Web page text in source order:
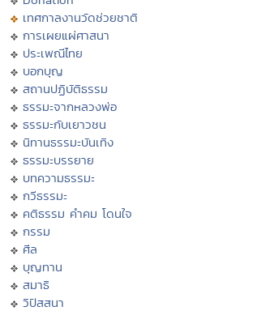
เทศกาลงานวัดช่วยชาติ
การเผยแผ่ศาสนา
ประเพณีไทย
บอกบุญ
สถานปฏิบัติธรรม
ธรรมะจากหลวงพ่อ
ธรรมะกับเยาวชน
นิทานธรรมะบันเทิง
ธรรมะบรรยาย
บทความธรรมะ
กวีธรรมะ
คติธรรม คำคม โดนใจ
กรรม
ศีล
บุญทาน
สมาธิ
วิปัสสนา